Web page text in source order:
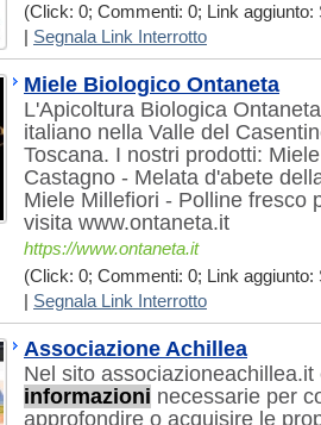
(Click: 0; Commenti: 0; Link aggiunto:
Segnala Link Interrotto
Miele Biologico Ontaneta
L'Apicoltura Biologica
italiano nella Valle del
Toscana. I nostri prodotti:
Castagno - Melata d'abete
Miele Millefiori - Polline fresco
visita www.ontaneta.it
https://www.ontaneta.it
(Click: 0; Commenti: 0; Link aggiunto:
Segnala Link Interrotto
Associazione Achillea
Nel sito
informazioni necessarie per
approfondire o acquisire le